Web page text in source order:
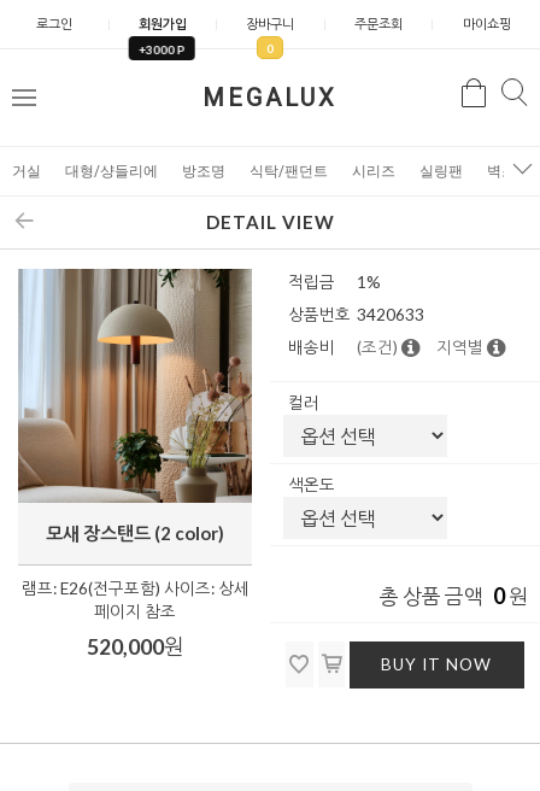
로그인 회원가입
+3000 P
장바구니
0
주문조회 마이쇼핑
MEGALUX
메
검
거실 대형/샹들리에 방조명 식탁/팬던트 시리즈 실링팬 벽조명
DETAIL VIEW
모새 장스탠드 (2 color)
램프: E26(전구포함) 사이즈: 상세
페이지 참조
520,000원
적립금
1%
상품번호 3420633
배송비
(조건) 지역별
컬러
색온도
총 상품 금액 0원
BUY IT NOW